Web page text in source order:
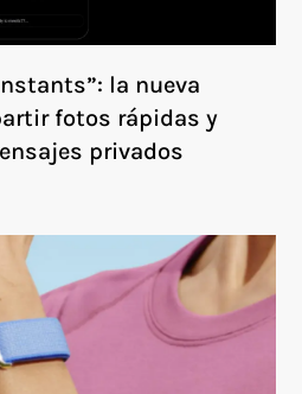
la nueva
fotos rápidas y
privados